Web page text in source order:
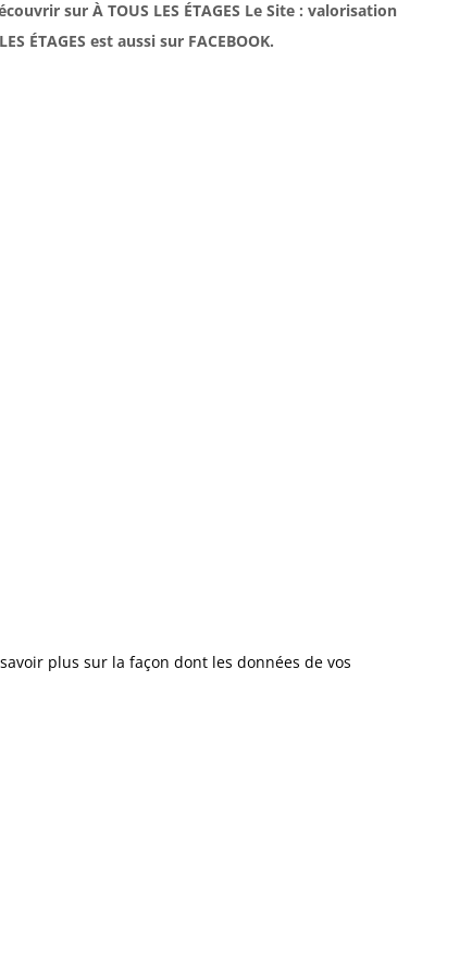
sur À TOUS LES ÉTAGES Le Site : valorisation
ÉTAGES est aussi sur FACEBOOK.
plus sur la façon dont les données de vos